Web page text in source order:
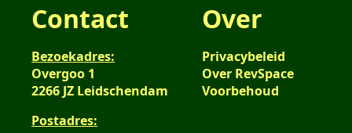
Contact
Bezoekadres:
Overgoo 1
2266 JZ Leidschendam
Postadres:
Over
Privacybeleid
Over RevSpace
Voorbehoud